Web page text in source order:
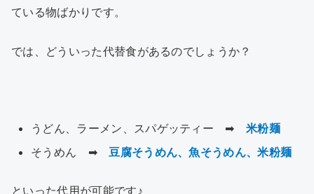
ている物ばかりです。
では、どういった代替食があるのでしょうか？
うどん、ラーメン、スパゲッティー ➡米粉麺
そうめん ➡豆腐そうめん、魚そうめん、米粉麺
といった代用が可能です♪